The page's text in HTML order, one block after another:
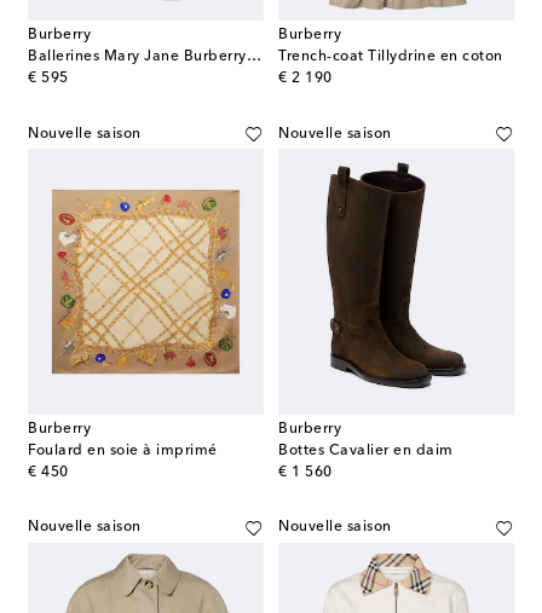
Burberry
Ballerines Mary Jane Burberry Check en cuir
€ 595
original price
Burberry
Trench-coat Tillydrine en coton
€ 2 190
original price
Nouvelle saison
Burberry
Foulard en soie à imprimé
€ 450
original price
Nouvelle saison
Burberry
Bottes Cavalier en daim
€ 1 560
original price
Nouvelle saison Nouvelle saison